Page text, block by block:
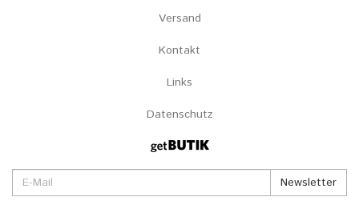
Versand
Kontakt
Links
Datenschutz
Newsletter